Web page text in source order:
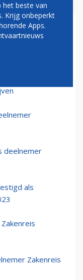
deelnemer
als
Zakenreis
het beste van
Krijg onbeperkt
Apps.